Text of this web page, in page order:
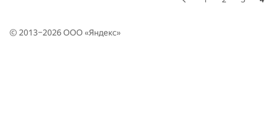
© 2013–2026 ООО «Яндекс»